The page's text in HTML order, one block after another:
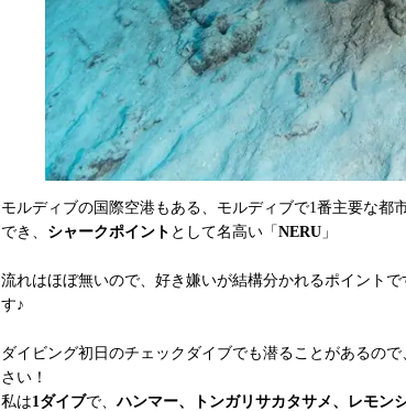
モルディブの国際空港もある、モルディブで1番主要な
でき、 シャークポイント として名高い「NERU 」
流れはほぼ無いので、好き嫌いが結構分かれるポイント
す♪
ダイビング初日のチェックダイブでも潜ることがあるの
さい！
私は1ダイブで、ハンマー、トンガリサカタサメ、レモン